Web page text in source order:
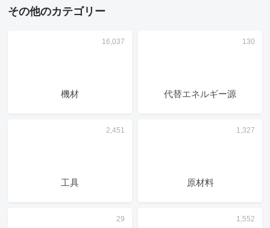
その他のカテゴリー
機材 代替エネルギー源
工具 原材料